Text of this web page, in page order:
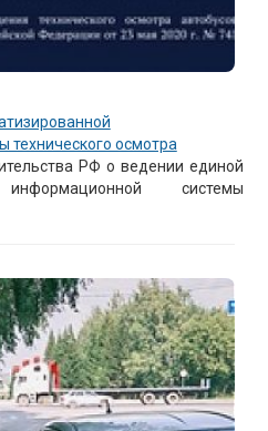
осмотра
РФ о ведении единой
информационной системы